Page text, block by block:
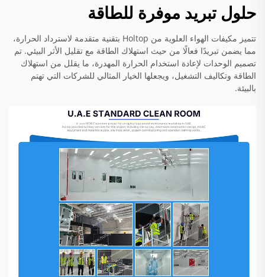
حلول تبريد موفرة للطاقة
تتميز مكيفات الهواء العلوية من Holtop بتقنية متقدمة لاسترداد الحرارة،
مما يضمن تبريدًا فعالًا من حيث استهلاك الطاقة مع تقليل الأثر البيئي. تم
تصميم الوحدات لإعادة استخدام الحرارة المهدرة، ما يقلل من استهلاك
الطاقة وتكاليف التشغيل، ويجعلها الخيار المثالي للشركات التي تهتم
بالبيئة.